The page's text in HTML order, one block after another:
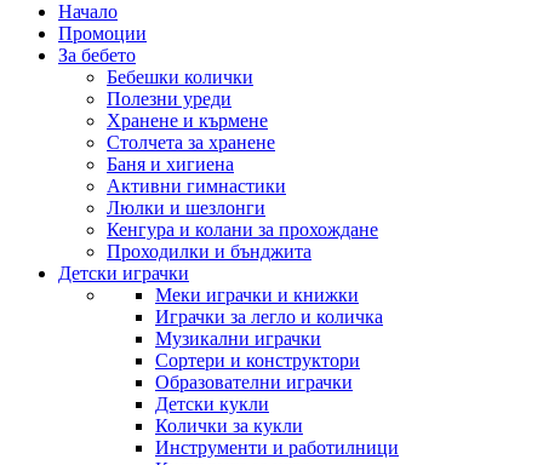
Начало
Промоции
За бебето
Бебешки колички
Полезни уреди
Хранене и кърмене
Столчета за хранене
Баня и хигиена
Активни гимнастики
Люлки и шезлонги
Кенгура и колани за прохождане
Проходилки и бънджита
Детски играчки
Меки играчки и книжки
Играчки за легло и количка
Музикални играчки
Сортери и конструктори
Образователни играчки
Детски кукли
Колички за кукли
Инструменти и работилници